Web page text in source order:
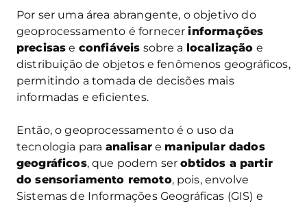
Por ser uma área abrangente, o objetivo do
geoprocessamento é fornecerinformações
precisas e confiáveis sobre a localização e
distribuição de objetos e fenômenos geográficos,
permitindo a tomada de decisões mais
informadas e eficientes.
Então, o geoprocessamento é o uso da
tecnologia para analisare manipular dados
geográficos, que podem serobtidos a partir
do sensoriamento remoto, pois, envolve
Sistemas de Informações Geográficas (GIS) e